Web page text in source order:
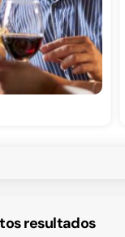
resultados